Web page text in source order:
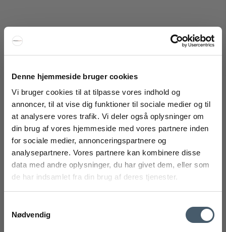
Denne hjemmeside bruger cookies
Vi bruger cookies til at tilpasse vores indhold og
annoncer, til at vise dig funktioner til sociale medier og til
at analysere vores trafik. Vi deler også oplysninger om
din brug af vores hjemmeside med vores partnere inden
for sociale medier, annonceringspartnere og
analysepartnere. Vores partnere kan kombinere disse
data med andre oplysninger, du har givet dem, eller som
de har indsamlet fra din brug af deres tjenester.
Nødvendig
237-5744162199
23.460 NOK
18.064 NOK
Vis produkt
Utsalg
FÅ 20% RABATT
Få 20 % rabatt ved å melde deg på vårt nyhetsbrev.
*Rabatten din kan ikke brukes på allerede nedsatte varer
eller produkter fra Rocket.